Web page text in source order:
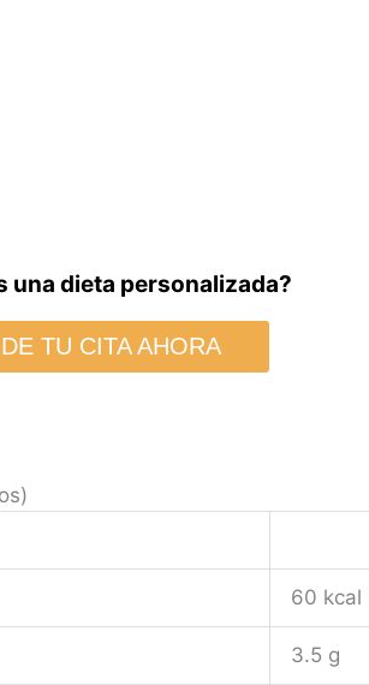
una dieta personalizada?
TU CITA AHORA
60 kcal
3.5 g